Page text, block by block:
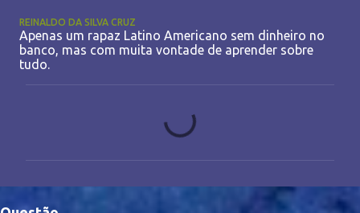
REINALDO DA SILVA CRUZ
Apenas um rapaz Latino Americano sem dinheiro no
banco, mas com muita vontade de aprender sobre
tudo.